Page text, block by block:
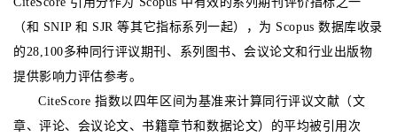
（和 SNIP 和 SJR 等其它指标系列一起），为 Scopus 数据库收录
的28,100多种同行评议期刊、系列图书、会议论文和行业出版物
提供影响力评估参考。
CiteScore 指数以四年区间为基准来计算同行评议文献（文
章、评论、会议论文、书籍章节和数据论文）的平均被引用次